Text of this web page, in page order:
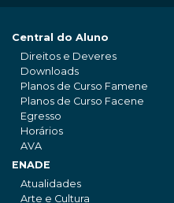
Central do Aluno
Direitos e Deveres
Downloads
Planos de Curso Famene
Planos de Curso Facene
Egresso
Horários
AVA
ENADE
Atualidades
Arte e Cultura